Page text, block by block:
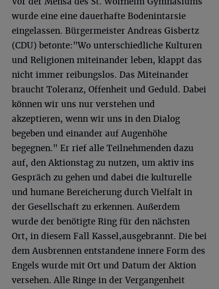
wurde eine eine dauerhafte Bodenintarsie
eingelassen. Bürgermeister Andreas Gisbertz
(CDU) betonte:"Wo unterschiedliche Kulturen
und Religionen miteinander leben, klappt das
nicht immer reibungslos. Das Miteinander
braucht Toleranz, Offenheit und Geduld. Dabei
können wir uns nur verstehen und
akzeptieren, wenn wir uns in den Dialog
begeben und einander auf Augenhöhe
begegnen." Er rief alle Teilnehmenden dazu
auf, den Aktionstag zu nutzen, um aktiv ins
Gespräch zu gehen und dabei die kulturelle
und humane Bereicherung durch Vielfalt in
der Gesellschaft zu erkennen. Außerdem
wurde der benötigte Ring für den nächsten
Ort, in diesem Fall Kassel,ausgebrannt. Die bei
dem Ausbrennen entstandene innere Form des
Engels wurde mit Ort und Datum der Aktion
versehen. Alle Ringe in der Vergangenheit